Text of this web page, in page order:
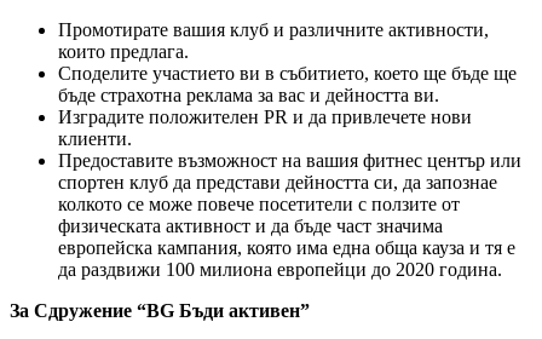
Промотирате вашия клуб и различните активности,
които предлага.
Споделите участието ви в събитието, което ще бъде ще
бъде страхотна реклама за вас и дейността ви.
Изградите положителен PR и да привлечете нови
клиенти.
Предоставите възможност на вашия фитнес център или
спортен клуб да представи дейността си, да запознае
колкото се може повече посетители с ползите от
физическата активност и да бъде част значима
европейска кампания, която има една обща кауза и тя е
да раздвижи 100 милиона европейци до 2020 година.
За Сдружение “BG Бъди активен”